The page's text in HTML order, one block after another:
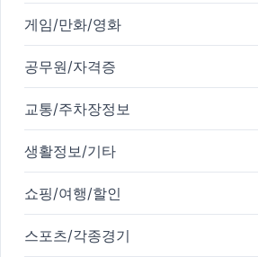
게임/만화/영화
공무원/자격증
교통/주차장정보
생활정보/기타
쇼핑/여행/할인
스포츠/각종경기